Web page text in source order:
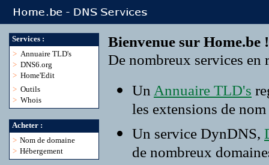
Services :
> Annuaire TLD's
> DNS6.org
> Home'Edit
> Outils
> Whois
Acheter :
> Nom de domaine
> Hébergement
Bienvenue sur Home.be !
De nombreux services
Un Annuaire TLD's
les extensions de
Un service DynDNS,
de nombreux